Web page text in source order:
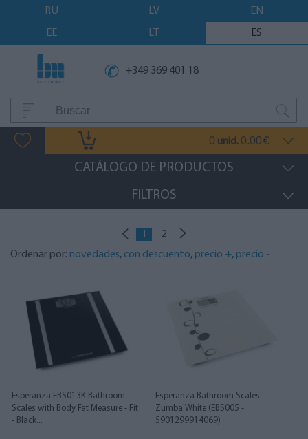
RU LV
EN
EE
LT ES
+349 369 401 18
0 unid. 0.00€
CATÁLOGO DE PRODUCTOS
FILTROS
1 2
Ordenar por: novedades, con descuento, precio +, precio -
Esperanza EBS013K Bathroom
Scales with Body Fat Measure - Fit
- Black...
Esperanza Bathroom Scales
Zumba White (EBS005 -
5901299914069)